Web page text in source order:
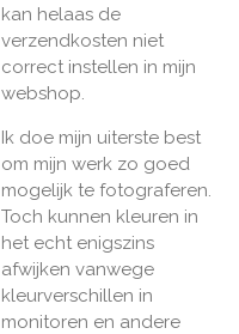
kan helaas de
verzendkosten niet
correct instellen in mijn
webshop.
Ik doe mijn uiterste best
om mijn werk zo goed
mogelijk te fotograferen.
Toch kunnen kleuren in
het echt enigszins
afwijken vanwege
kleurverschillen in
monitoren en andere